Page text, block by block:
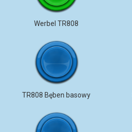
Werbel TR808
TR808 Bęben basowy